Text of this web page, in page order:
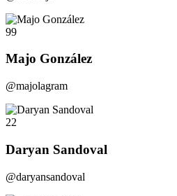
99
Majo González
@majolagram
22
Daryan Sandoval
@daryansandoval